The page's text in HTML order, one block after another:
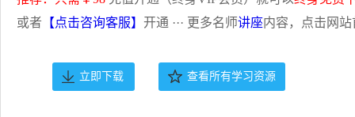
或者 【点击咨询客服】 开通 ··· 更多名师讲座内容，点击网
立即下载 查看所有学习资源